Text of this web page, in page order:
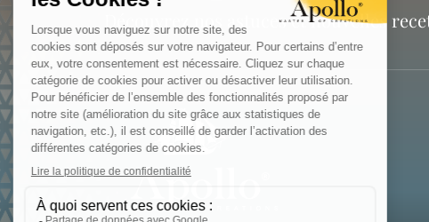
Découvrez nos astuces et nouvelles